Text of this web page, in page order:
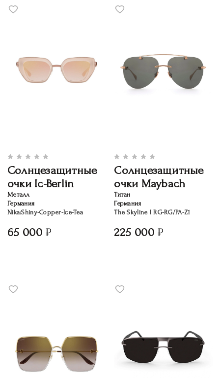
Солнцезащитные
очки Ic-Berlin
Металл
Германия
Nika:Shiny-Copper-Ice-Tea
65 000
Солнцезащитные
очки Maybach
Титан
Германия
The Skyline I RG-RG/PA-Z1
225 000